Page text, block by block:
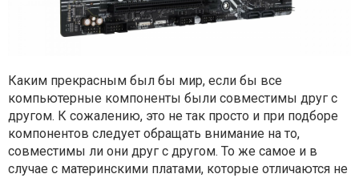
Каким прекрасным был бы мир, если бы все
компьютерные компоненты были совместимы друг с
другом. К сожалению, это не так просто и при подборе
компонентов следует обращать внимание на то,
совместимы ли они друг с другом. То же самое и в
случае с материнскими платами, которые отличаются не